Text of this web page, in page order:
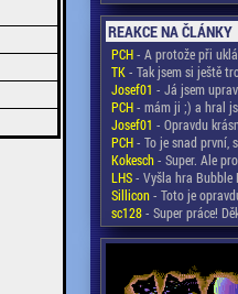
REAKCE NA ČLÁNKY
PCH- A protože při
TK- Tak jsem si ještě
Josef01 - Já jsem
PCH- mám ji ;) a hral
Josef01 - Opravdu
PCH- To je snad první,
Kokesch- Super. Ale
LHS- Vyšla hra Bubble
Sillicon- Toto je
sc128- Super práce!